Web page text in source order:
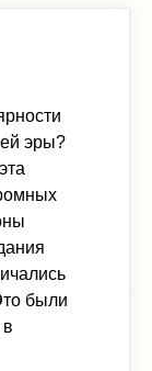
эры?
были